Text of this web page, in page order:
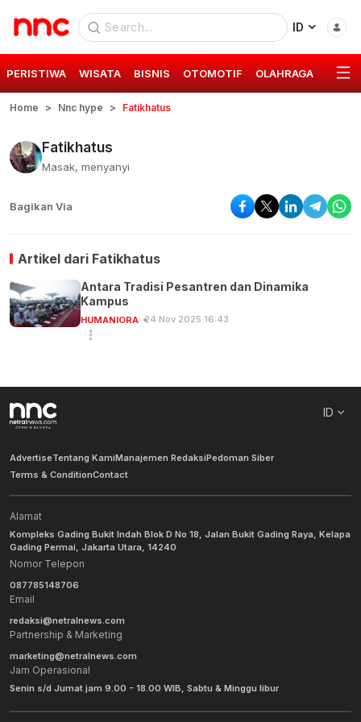
ID
PERISTIWA WISATA BISNIS OTOMOTIF OLAHRAGA GAYA
Home Nnc hype Fatikhatus
Fatikhatus
Masak, menyanyi
Bagikan Via
Artikel dari Fatikhatus
Antara Tradisi Pesantren dan Dinamika
Kampus
HUMANIORA 24 Nov 2025 16:43
ID
AdvertiseTentang KamiManajemen RedaksiPedoman Siber
Terms & ConditionContact
Alamat
Kompleks Gading Bukit Indah Blok D No 18, Jalan Bukit Gading Raya, Kelapa
Gading Permai, Jakarta Utara, 14240
Nomor Telepon
087785148706
Email
redaksi@netralnews.com
Partnership & Marketing
marketing@netralnews.com
Jam Operasional
Senin s/d Jumat jam 9.00 - 18.00 WIB, Sabtu & Minggu libur